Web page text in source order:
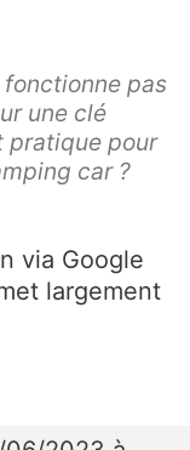
fonctionne pas
une clé
pratique pour
car ?
via Google
largement